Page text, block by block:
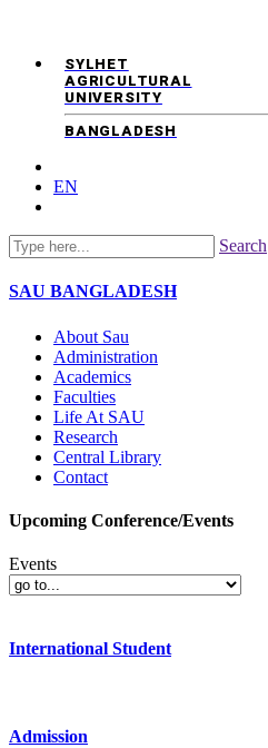
SYLHET
AGRICULTURAL
UNIVERSITY
BANGLADESH
EN
Search
SAU BANGLADESH
About Sau
Administration
Academics
Faculties
Life At SAU
Research
Central Library
Contact
Upcoming Conference/Events
Events
International Student
Admission